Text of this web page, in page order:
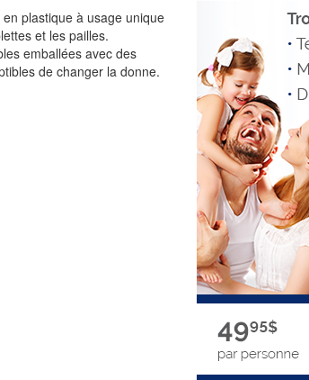
plastique à usage unique
et les pailles.
emballées avec des
de changer la donne.